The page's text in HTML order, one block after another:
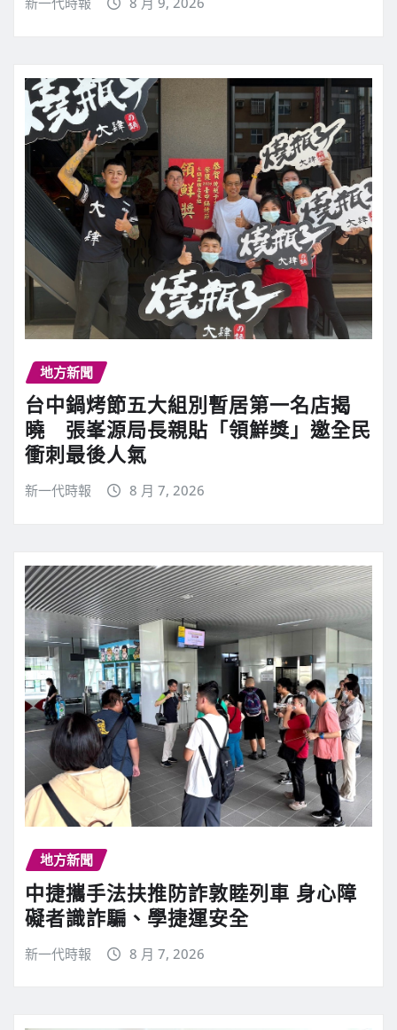
地方新聞
台中鍋烤節五大組別暫居第一名店揭
曉 張峯源局長親貼「領鮮獎」邀全民
衝刺最後人氣
新一代時報 8 月 7, 2026
地方新聞
中捷攜手法扶推防詐敦睦列車 身心障
礙者識詐騙、學捷運安全
新一代時報 8 月 7, 2026